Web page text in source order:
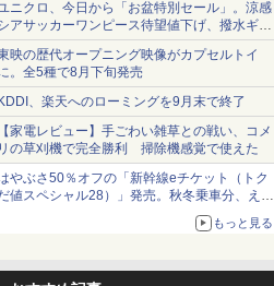
ニクロ、今日から「お盆特別セール」。涼感
アサッカーワンピース待望値下げ、撥水ギア
ョーツは1990円に
映の歴代オープニング映像がカプセルトイ
。全5種で8月下旬発売
、楽天へのローミングを9月末で終了
家電レビュー】手ごわい雑草との戦い、コメ
の草刈機で完全勝利 掃除機感覚で使えた
やぶさ50％オフの「新幹線eチケット（トク
値スペシャル28）」発売。秋冬乗車分、えき
もっと見る